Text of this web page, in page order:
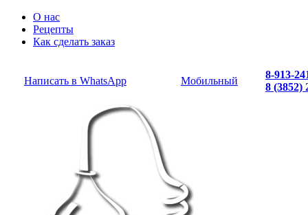
О нас
Рецепты
Как сделать заказ
Написать в WhatsApp Мобильный
8-913-
8 (3852)